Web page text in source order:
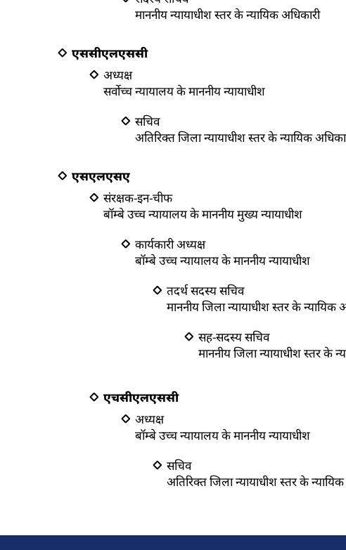
माननीय न्यायाधीश स्तर के न्यायिक अधिकारी
एससीएलएससी
अध्यक्ष
सर्वोच्च न्यायालय के माननीय न्यायाधीश
सचिव
अतिरिक्त जिला न्यायाधीश स्तर के न्यायिक
एसएलएसए
संरक्षक-इन-चीफ
बॉम्बे उच्च न्यायालय के माननीय मुख्य न्यायाधीश
कार्यकारी अध्यक्ष
बॉम्बे उच्च न्यायालय के माननीय न्यायाधीश
तदर्थ सदस्य सचिव
माननीय जिला न्यायाधीश स्तर के न्यायिक
सह-सदस्य सचिव
माननीय जिला न्यायाधीश स्तर के
एचसीएलएससी
अध्यक्ष
बॉम्बे उच्च न्यायालय के माननीय न्यायाधीश
सचिव
अतिरिक्त जिला न्यायाधीश स्तर के